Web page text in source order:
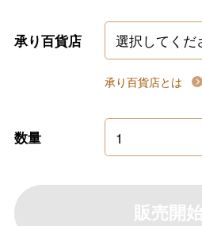
承り百貨店
承り百貨店とは
数量
販売開